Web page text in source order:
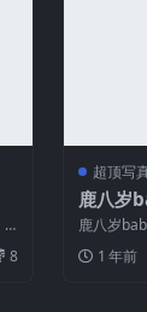
8
超顶写
鹿八岁
鹿八岁
鹿八岁
1 年前